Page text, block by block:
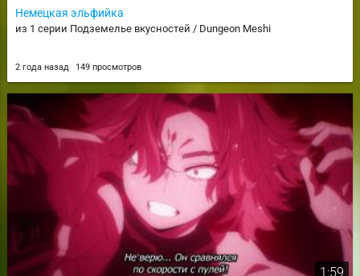
Немецкая эльфийка
из 1 серии Подземелье вкусностей / Dungeon Meshi
2 года назад 149 просмотров
1:59